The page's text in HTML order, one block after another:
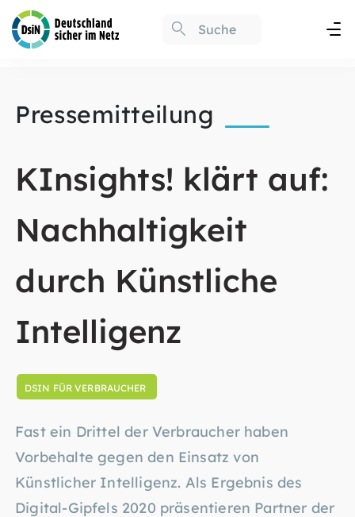
Pressemitteilung
KInsights! klärt auf:
Nachhaltigkeit
durch Künstliche
Intelligenz
DSIN FÜR VERBRAUCHER
Fast ein Drittel der Verbraucher haben
Vorbehalte gegen den Einsatz von
Künstlicher Intelligenz. Als Ergebnis des
Digital-Gipfels 2020 präsentieren Partner der